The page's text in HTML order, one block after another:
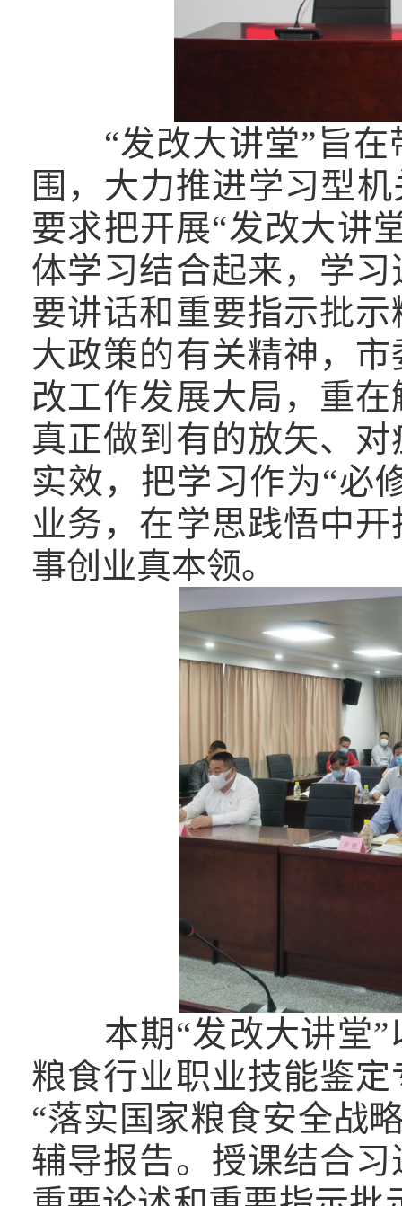
“发改大讲堂”旨在
围，大力推进学习型
要求把开展“发改大讲
体学习结合起来，学
要讲话和重要指示批
大政策的有关精神，
改工作发展大局，重
真正做到有的放矢、
实效，把学习作为“必
业务，在学思践悟中
事创业真本领。
本期“发改大讲堂”
粮食行业职业技能鉴
“落实国家粮食安全战
辅导报告。授课结合